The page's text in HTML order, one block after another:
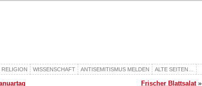
RELIGION WISSENSCHAFT ANTISEMITISMUS MELDEN ALTE SEITEN…
Frischer Blattsalat»